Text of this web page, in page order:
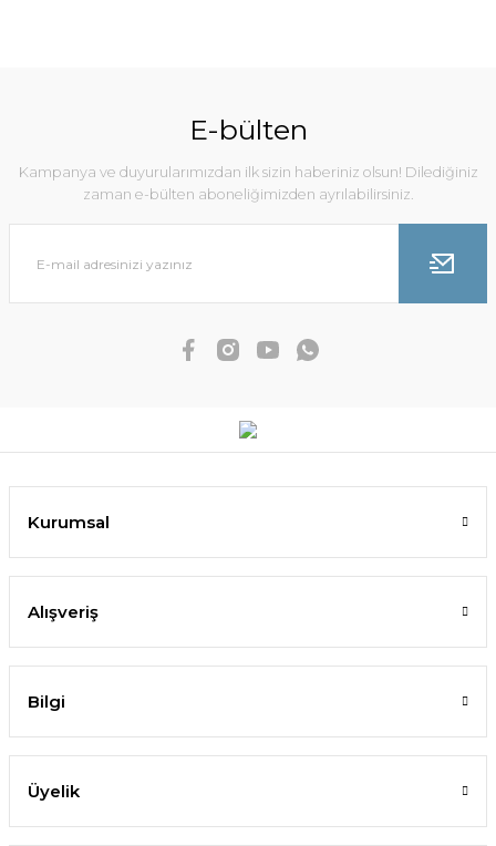
E-bülten
Kampanya ve duyurularımızdan ilk sizin haberiniz olsun! Dilediğiniz
zaman e-bülten aboneliğimizden ayrılabilirsiniz.
Kurumsal
Alışveriş
Bilgi
Üyelik